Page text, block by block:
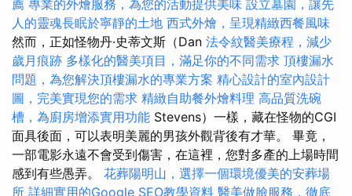
薦 專業的外燴服務，為您的活動提供美味 設立墓園，讓先
人的靈魂長眠於寧靜的土地 西式外燴，呈現精緻西餐風味
然而，正如怪物丹·史蒂文斯（Dan 法令紋醫美療程，減少
歲月痕跡 多樣化的醫美項目，滿足你的不同需求 頂樓漏水
問題，為您解決頂樓漏水的專業方案 精心設計的室內設計
圖，完美實現您的需求 精緻自助餐外燴料理 高品質洗碗
槽，為廚房增添實用功能 Stevens）一樣，藏在怪物的CGI
面具後面，可以表明美麗的男孩外觀背後有才華。 畢竟，
一部電影永遠不會受到傷害，在這裡，您對多產的上場時間
感到有些愚弄。 花葬陽明山，選擇一個環境優美的安葬場
所 詳細實用的Google SEO教學資料 醫美做臉服務，徹底